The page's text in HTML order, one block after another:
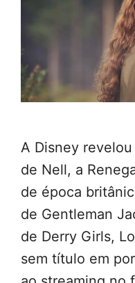
A Disney
de Nell, a
de época
de Gentleman
de Derry Girls,
sem título em